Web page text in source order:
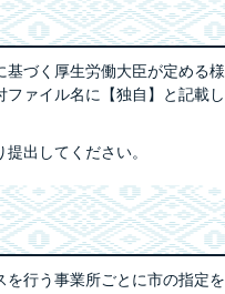
づく厚生労働大臣が定める様
ァイル名に【独自】と記載し
出してください。
行う事業所ごとに市の指定を